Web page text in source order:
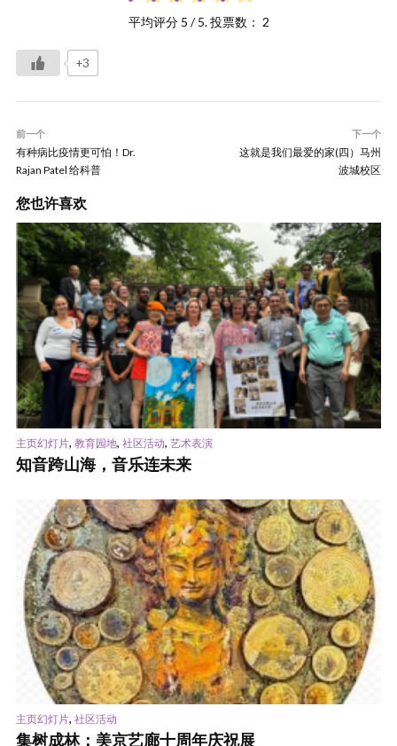
平均评分 5 / 5. 投票数： 2
+3
前一个
有种病比疫情更可怕！Dr.
Rajan Patel 给科普
下一个
这就是我们最爱的家(四）马州
波城校区
您也许喜欢
主页幻灯片, 教育园地, 社区活动, 艺术表演
知音跨山海，音乐连未来
主页幻灯片, 社区活动
集树成林：美京艺廊十周年庆祝展